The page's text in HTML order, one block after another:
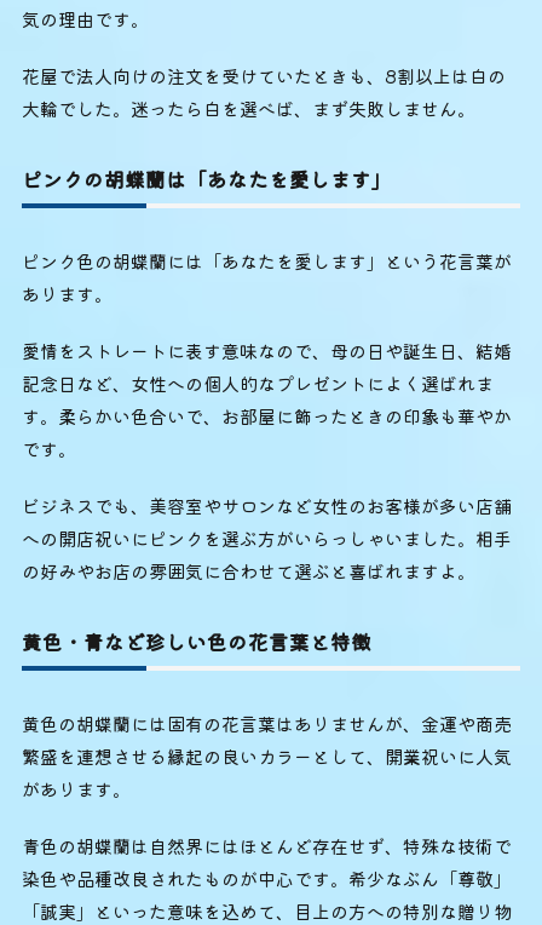
気の理由です。
花屋で法人向けの注文を受けていたときも、8割以上は白の
大輪でした。迷ったら白を選べば、まず失敗しません。
ピンクの胡蝶蘭は「あなたを愛します」
ピンク色の胡蝶蘭には「あなたを愛します」という花言葉が
あります。
愛情をストレートに表す意味なので、母の日や誕生日、結婚
記念日など、女性への個人的なプレゼントによく選ばれま
す。柔らかい色合いで、お部屋に飾ったときの印象も華やか
です。
ビジネスでも、美容室やサロンなど女性のお客様が多い店舗
への開店祝いにピンクを選ぶ方がいらっしゃいました。相手
の好みやお店の雰囲気に合わせて選ぶと喜ばれますよ。
黄色・青など珍しい色の花言葉と特徴
黄色の胡蝶蘭には固有の花言葉はありませんが、金運や商売
繁盛を連想させる縁起の良いカラーとして、開業祝いに人気
があります。
青色の胡蝶蘭は自然界にはほとんど存在せず、特殊な技術で
染色や品種改良されたものが中心です。希少なぶん「尊敬」
「誠実」といった意味を込めて、目上の方への特別な贈り物